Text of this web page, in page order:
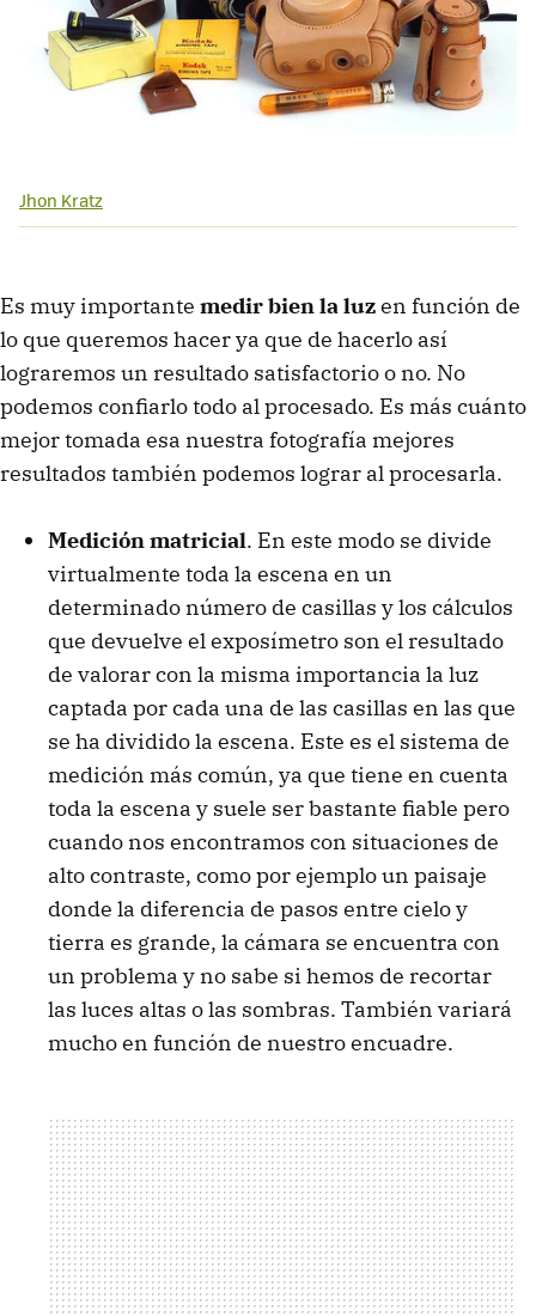
Jhon Kratz
Es muy importante medir bien la luzen función de
lo que queremos hacer ya que de hacerlo así
lograremos un resultado satisfactorio o no. No
podemos confiarlo todo al procesado. Es más cuánto
mejor tomada esa nuestra fotografía mejores
resultados también podemos lograr al procesarla.
Medición matricial. En este modo se divide
virtualmente toda la escena en un
determinado número de casillas y los cálculos
que devuelve el exposímetro son el resultado
de valorar con la misma importancia la luz
captada por cada una de las casillas en las que
se ha dividido la escena. Este es el sistema de
medición más común, ya que tiene en cuenta
toda la escena y suele ser bastante fiable pero
cuando nos encontramos con situaciones de
alto contraste, como por ejemplo un paisaje
donde la diferencia de pasos entre cielo y
tierra es grande, la cámara se encuentra con
un problema y no sabe si hemos de recortar
las luces altas o las sombras. También variará
mucho en función de nuestro encuadre.